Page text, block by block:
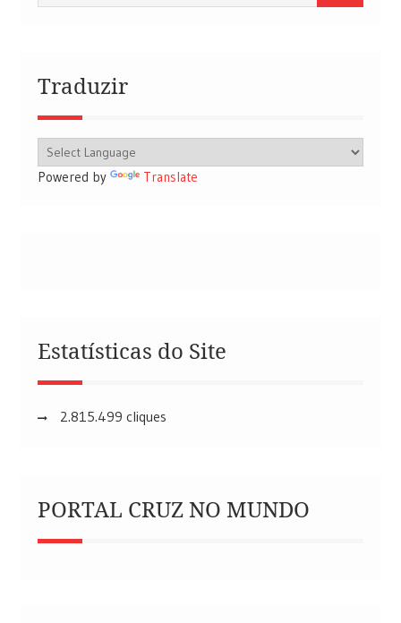
por:
Traduzir
Powered by Translate
Estatísticas do Site
2.815.499 cliques
PORTAL CRUZ NO MUNDO